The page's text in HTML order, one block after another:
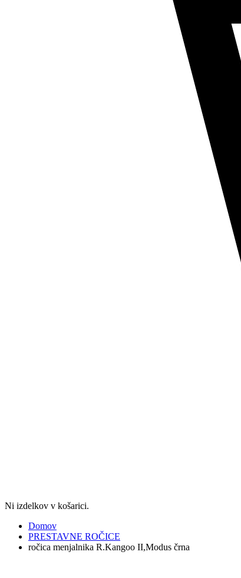
Ni izdelkov v košarici.
Domov
PRESTAVNE ROČICE
ročica menjalnika R.Kangoo II,Modus črna